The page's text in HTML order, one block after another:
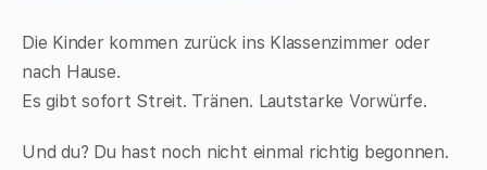
Die Kinder kommen zurück ins Klassenzimmer oder
nach Hause.
Es gibt sofort Streit. Tränen. Lautstarke Vorwürfe.
Und du? Du hast noch nicht einmal richtig begonnen.